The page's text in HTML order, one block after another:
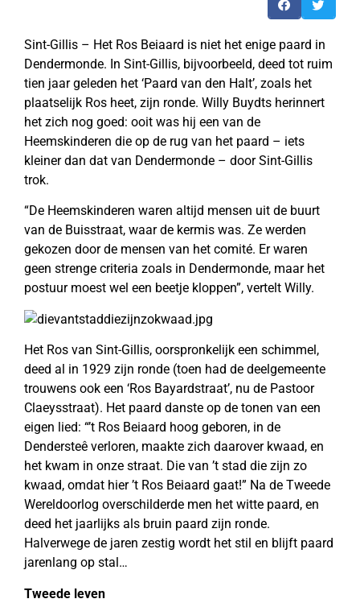
Sint-Gillis – Het Ros Beiaard is niet het enige paard in
Dendermonde. In Sint-Gillis, bijvoorbeeld, deed tot ruim
tien jaar geleden het ‘Paard van den Halt’, zoals het
plaatselijk Ros heet, zijn ronde. Willy Buydts herinnert
het zich nog goed: ooit was hij een van de
Heemskinderen die op de rug van het paard – iets
kleiner dan dat van Dendermonde – door Sint-Gillis
trok.
“De Heemskinderen waren altijd mensen uit de buurt
van de Buisstraat, waar de kermis was. Ze werden
gekozen door de mensen van het comité. Er waren
geen strenge criteria zoals in Dendermonde, maar het
postuur moest wel een beetje kloppen”, vertelt Willy.
Het Ros van Sint-Gillis, oorspronkelijk een schimmel,
deed al in 1929 zijn ronde (toen had de deelgemeente
trouwens ook een ‘Ros Bayardstraat’, nu de Pastoor
Claeysstraat). Het paard danste op de tonen van een
eigen lied: “’t Ros Beiaard hoog geboren, in de
Dendersteê verloren, maakte zich daarover kwaad, en
het kwam in onze straat. Die van ’t stad die zijn zo
kwaad, omdat hier ’t Ros Beiaard gaat!” Na de Tweede
Wereldoorlog overschilderde men het witte paard, en
deed het jaarlijks als bruin paard zijn ronde.
Halverwege de jaren zestig wordt het stil en blijft paard
jarenlang op stal…
Tweede leven